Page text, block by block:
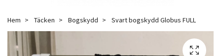
Hem Täcken Bogskydd Svart bogskydd Globus FULL